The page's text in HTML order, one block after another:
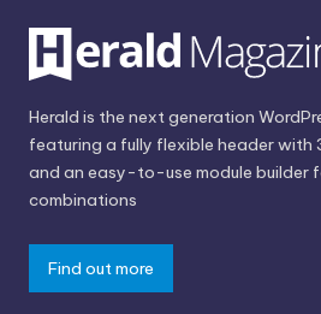
Herald is the next generation
featuring a fully flexible header with
and an easy-to-use module builder
combinations
Find out more